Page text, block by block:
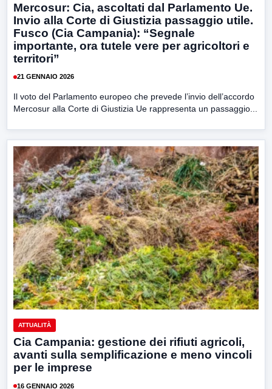
Mercosur: Cia, ascoltati dal Parlamento Ue.
Invio alla Corte di Giustizia passaggio utile.
Fusco (Cia Campania): “Segnale
importante, ora tutele vere per agricoltori e
territori”
21 GENNAIO 2026
Il voto del Parlamento europeo che prevede l’invio dell’accordo
Mercosur alla Corte di Giustizia Ue rappresenta un passaggio...
ATTUALITÀ
Cia Campania: gestione dei rifiuti agricoli,
avanti sulla semplificazione e meno vincoli
per le imprese
16 GENNAIO 2026